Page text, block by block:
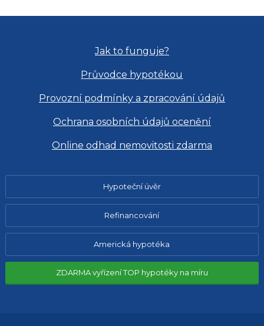
Jak to funguje?
Průvodce hypotékou
Provozní podmínky a zpracování údajů
Ochrana osobních údajů ocenění
Online odhad nemovitosti zdarma
Hypoteční úvěr
Refinancování
Americká hypotéka
ZDARMA vyřízení TOP hypotéky na míru